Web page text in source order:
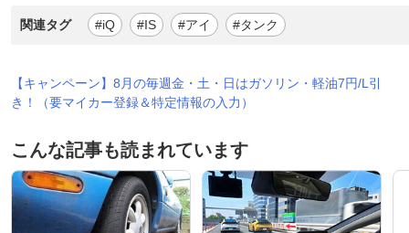
関連タグ #iQ #IS #アイ #タンク
【キャンペーン】8月の毎週金・土・日はガソリン・軽油7円/L引
き！（要マイカー登録＆特定情報の入力）
こんな記事も読まれています